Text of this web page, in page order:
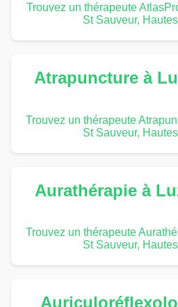
Trouvez un thérapeute
St Sauveur,
Atrapuncture à
Trouvez un thérapeute
St Sauveur,
Aurathérapie à
Trouvez un thérapeute
St Sauveur,